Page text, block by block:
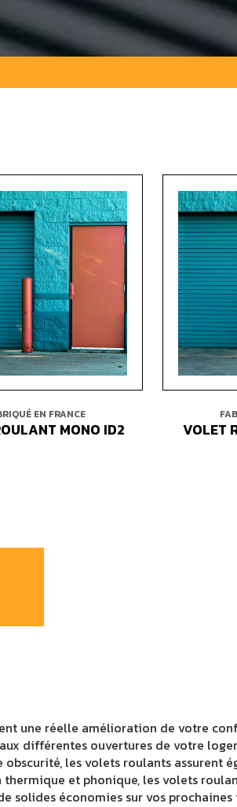
EN FRANCE
MONO ID2 VOLET
une réelle amélioration de votre
différentes ouvertures de votre
les volets roulants
et phonique, les volets
solides économies sur vos